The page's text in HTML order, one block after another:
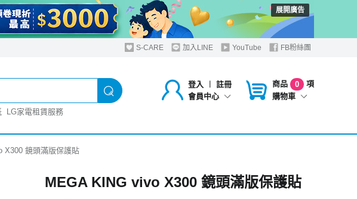
展開廣告
S-CARE 加入LINE YouTube FB粉絲團
登入 ︱
註冊
會員中心
商品 0
項
購物車
LG家電租賃服務
X300 鏡頭滿版保護貼
MEGA KING vivo X300 鏡頭滿版保護貼